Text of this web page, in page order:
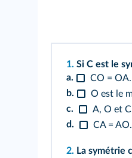
1. Si C est le
a.
CO = OA.
b.
O est le
c.
A, O et
d.
CA = AO.
2. La symétrie